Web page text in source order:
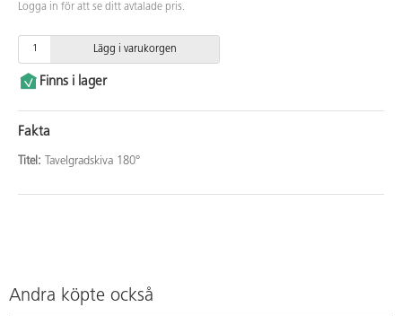
Logga in för att se ditt avtalade pris.
Lägg i varukorgen
Finns i lager
Fakta
Titel: Tavelgradskiva 180°
Andra köpte också